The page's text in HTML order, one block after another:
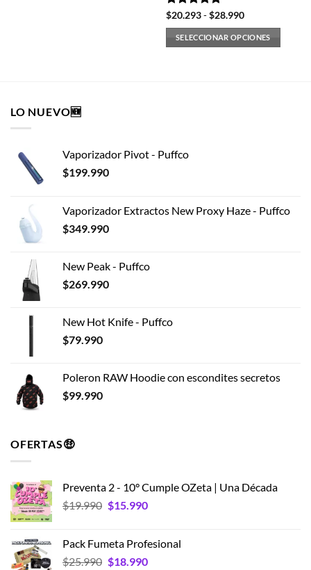
Valorado
con4.8de
$20.293-$28.990Rango
precios:
desde
$20.293
SELECCIONAR OPCIONES
se
la
LO NUEVO🆕
Vaporizador Pivot - Puffco
$199.990
Vaporizador Extractos New Proxy Haze - Puffco
$349.990
New Peak - Puffco
$269.990
New Hot Knife - Puffco
$79.990
Poleron RAW Hoodie con escondites secretos
$99.990
OFERTAS🤑
Preventa 2 - 10° Cumple OZeta | Una Década
$19.990 El
era:
$19.990.
$15.990El
es:
$15.990.
Pack Fumeta Profesional
$25.990 El
$18.990El